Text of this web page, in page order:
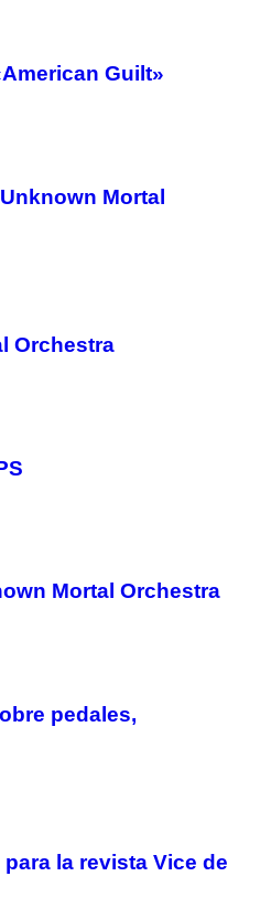
Guilt»
Mortal
Orchestra
Mortal Orchestra
pedales,
la revista Vice de